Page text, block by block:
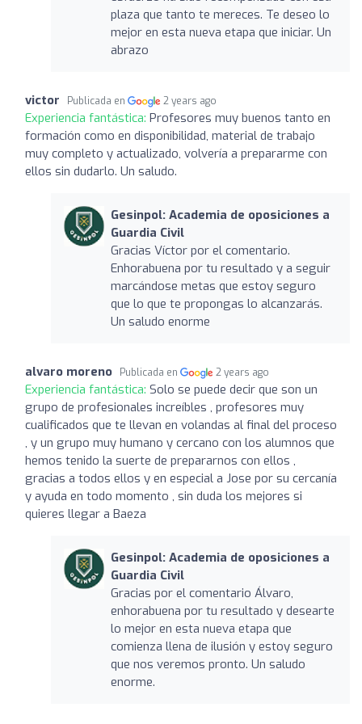
plaza que tanto te mereces. Te deseo lo
mejor en esta nueva etapa que iniciar. Un
abrazo
victor Publicada en 2 years ago
Experiencia fantástica: Profesores muy buenos tanto en
formación como en disponibilidad, material de trabajo
muy completo y actualizado, volvería a prepararme con
ellos sin dudarlo. Un saludo.
Gesinpol: Academia de oposiciones a
Guardia Civil
Gracias Víctor por el comentario.
Enhorabuena por tu resultado y a seguir
marcándose metas que estoy seguro
que lo que te propongas lo alcanzarás.
Un saludo enorme
alvaro moreno Publicada en 2 years ago
Experiencia fantástica: Solo se puede decir que son un
grupo de profesionales increíbles , profesores muy
cualificados que te llevan en volandas al final del proceso
, y un grupo muy humano y cercano con los alumnos que
hemos tenido la suerte de prepararnos con ellos ,
gracias a todos ellos y en especial a Jose por su cercanía
y ayuda en todo momento , sin duda los mejores si
quieres llegar a Baeza
Gesinpol: Academia de oposiciones a
Guardia Civil
Gracias por el comentario Álvaro,
enhorabuena por tu resultado y desearte
lo mejor en esta nueva etapa que
comienza llena de ilusión y estoy seguro
que nos veremos pronto. Un saludo
enorme.